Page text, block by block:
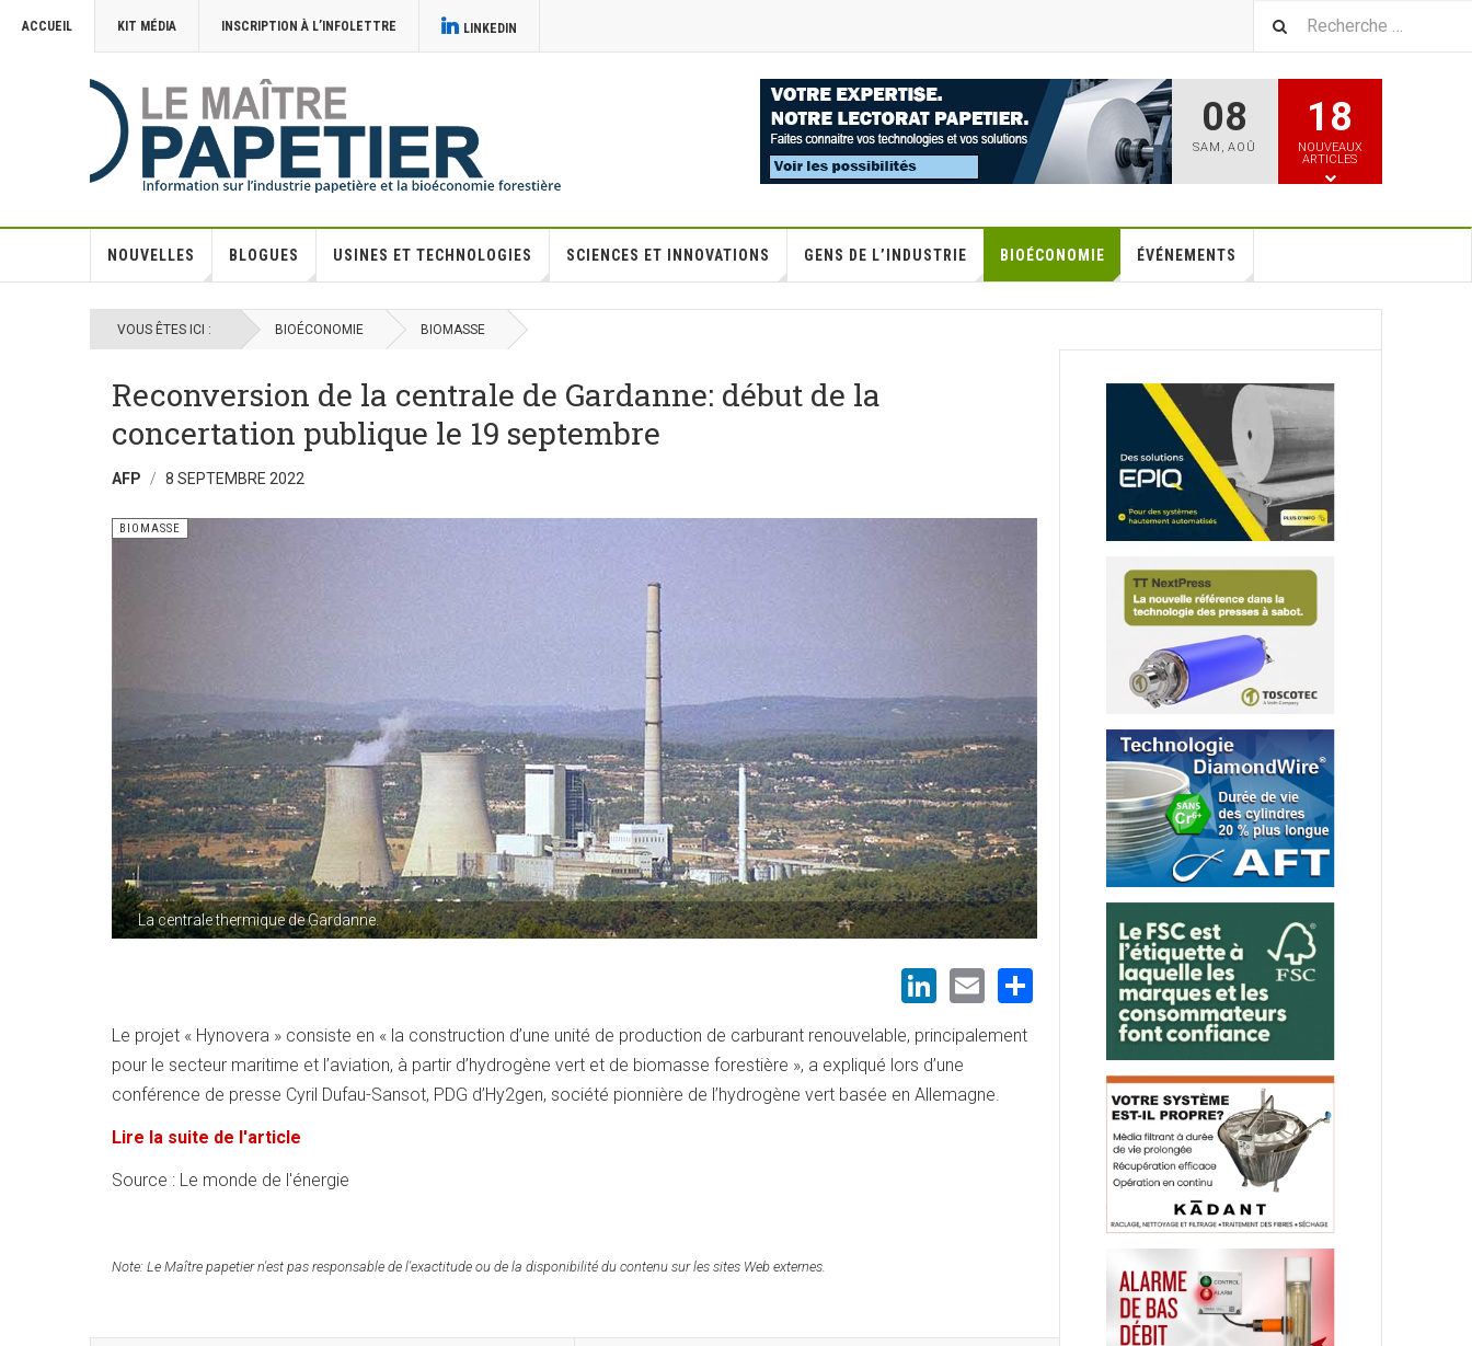
ACCUEIL KIT MÉDIA INSCRIPTION À L’INFOLETTRE LINKEDIN
08
SAM , AOÛ
18
NOUVEAUX
ARTICLES
NOUVELLES BLOGUES USINES ET TECHNOLOGIES SCIENCES ET INNOVATIONS GENS DE L’INDUSTRIE BIOÉCONOMIE ÉVÉNEMENTS
VOUS ÊTES ICI : BIOÉCONOMIE BIOMASSE
Reconversion de la centrale de Gardanne: début de la
concertation publique le 19 septembre
AFP 8 SEPTEMBRE 2022
La centrale thermique de Gardanne.
BIOMASSE
LinkedIn
EmailShare
Le projet « Hynovera » consiste en « la construction d’une unité de production de carburant renouvelable, principalement
pour le secteur maritime et l’aviation, à partir d’hydrogène vert et de biomasse forestière », a expliqué lors d’une
conférence de presse Cyril Dufau-Sansot, PDG d’Hy2gen, société pionnière de l’hydrogène vert basée en Allemagne.
Lire la suite de l'article
Source : Le monde de l'énergie
Note: Le Maître papetier n'est pas responsable de l'exactitude ou de la disponibilité du contenu sur les sites Web externes.